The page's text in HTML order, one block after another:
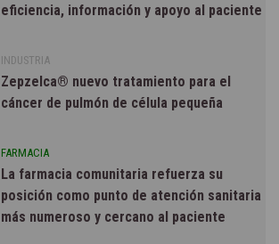
eficiencia, información y apoyo al paciente
INDUSTRIA
Zepzelca® nuevo tratamiento para el
cáncer de pulmón de célula pequeña
FARMACIA
La farmacia comunitaria refuerza su
posición como punto de atención sanitaria
más numeroso y cercano al paciente